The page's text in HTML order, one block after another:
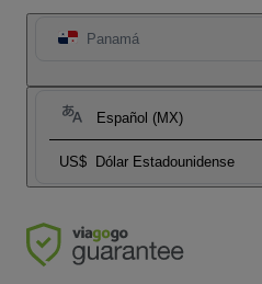
Panamá
Español (MX)
US$ Dólar Estadounidense